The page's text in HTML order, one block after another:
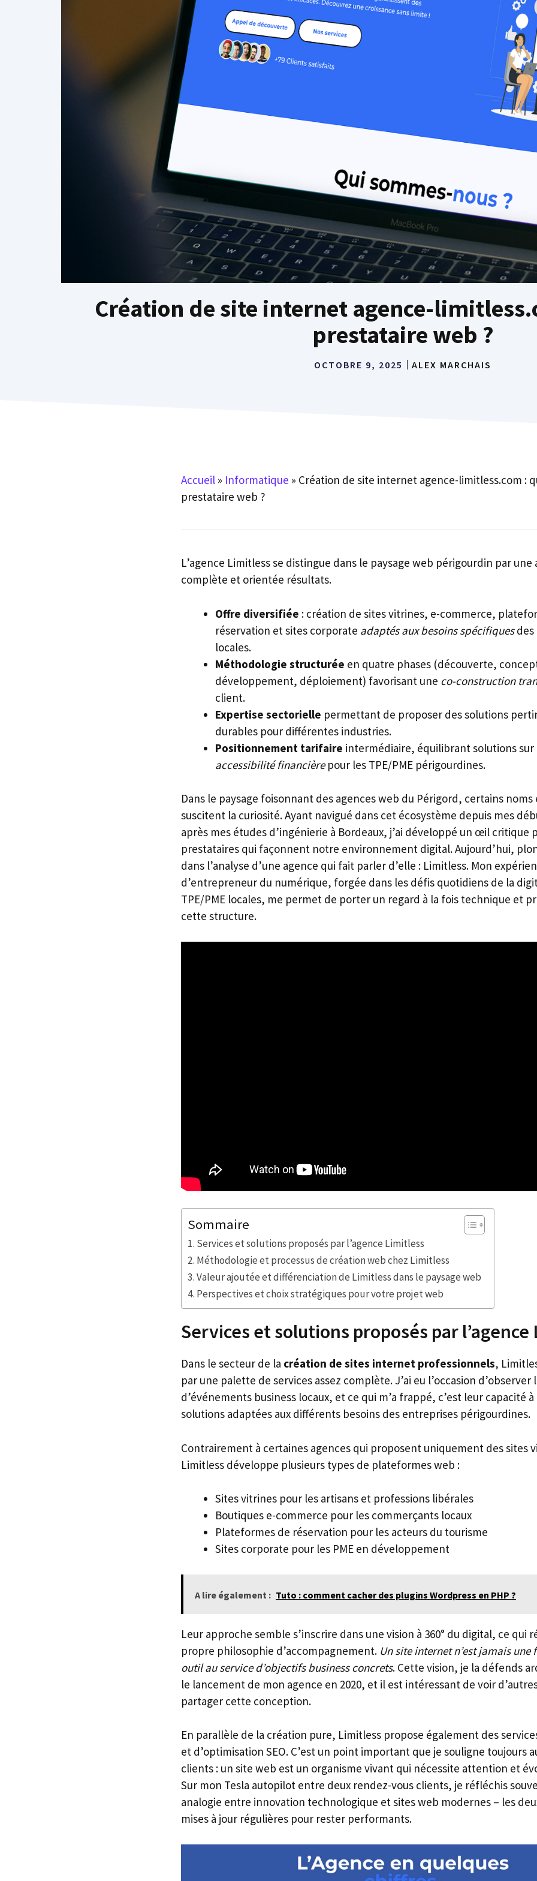
Création de site internet agence-
prestataire web ?
OCTOBRE 9, 2025 ALEX MARCHAIS
Accueil » Informatique » Création de site internet agence-limitless.com :
prestataire web ?
L’agence Limitless se distingue dans le paysage web périgourdin par une
complète et orientée résultats.
Offre diversifiée : création de sites vitrines, e-commerce,
réservation et sites corporate adaptés aux besoins spécifiquesdes
locales.
Méthodologie structurée en quatre phases (découverte,
développement, déploiement) favorisant une co-construction
client.
Expertise sectorielle permettant de proposer des solutions
durables pour différentes industries.
Positionnement tarifaire intermédiaire, équilibrant solutions sur
accessibilité financièrepour les TPE/PME périgourdines.
Dans le paysage foisonnant des agences web du Périgord, certains
suscitent la curiosité. Ayant navigué dans cet écosystème depuis mes
après mes études d’ingénierie à Bordeaux, j’ai développé un œil critique
prestataires qui façonnent notre environnement digital. Aujourd’hui,
dans l’analyse d’une agence qui fait parler d’elle : Limitless. Mon
d’entrepreneur du numérique, forgée dans les défis quotidiens de la
TPE/PME locales, me permet de porter un regard à la fois technique et
cette structure.
Sommaire
Services et solutions proposés par l’agence Limitless
Méthodologie et processus de création web chez Limitless
Valeur ajoutée et différenciation de Limitless dans le paysage web
Perspectives et choix stratégiques pour votre projet web
Services et solutions proposés par
Dans le secteur de la création de sites internet professionnels,
par une palette de services assez complète. J’ai eu l’occasion
d’événements business locaux, et ce qui m’a frappé, c’est leur capacité
solutions adaptées aux différents besoins des entreprises périgourdines.
Contrairement à certaines agences qui proposent uniquement des sites
Limitless développe plusieurs types de plateformes web :
Sites vitrines pour les artisans et professions libérales
Boutiques e-commerce pour les commerçants locaux
Plateformes de réservation pour les acteurs du tourisme
Sites corporate pour les PME en développement
A lire également : Tuto : comment cacher des plugins Wordpress en PHP ?
Leur approche semble s’inscrire dans une vision à 360° du digital, ce qui
propre philosophie d’accompagnement. Un site internet n’est jamais une
outil au service d’objectifs business concrets. Cette vision, je la défends
le lancement de mon agence en 2020, et il est intéressant de voir
partager cette conception.
En parallèle de la création pure, Limitless propose également des
et d’optimisation SEO. C’est un point important que je souligne toujours
clients : un site web est un organisme vivant qui nécessite attention et
Sur mon Tesla autopilot entre deux rendez-vous clients, je réfléchis
analogie entre innovation technologique et sites web modernes – les
mises à jour régulières pour rester performants.